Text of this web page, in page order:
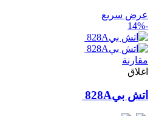
عرض سريع
-14%
مقارنة
اغلاق